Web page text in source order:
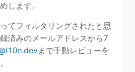
します。
てフィルタリングされたと思
済みのメールアドレスから7
まで手動レビューを